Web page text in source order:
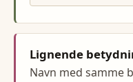
Lignende
Navn med samme